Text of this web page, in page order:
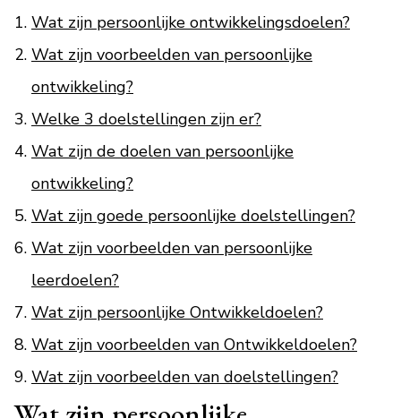
Wat zijn persoonlijke ontwikkelingsdoelen?
Wat zijn voorbeelden van persoonlijke
ontwikkeling?
Welke 3 doelstellingen zijn er?
Wat zijn de doelen van persoonlijke
ontwikkeling?
Wat zijn goede persoonlijke doelstellingen?
Wat zijn voorbeelden van persoonlijke
leerdoelen?
Wat zijn persoonlijke Ontwikkeldoelen?
Wat zijn voorbeelden van Ontwikkeldoelen?
Wat zijn voorbeelden van doelstellingen?